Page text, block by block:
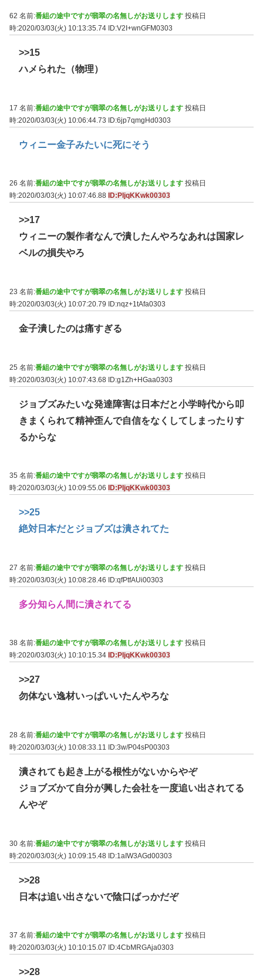
62 名前:番組の途中ですが翡翠の名無しがお送りします 投稿日
時:2020/03/03(火) 10:13:35.74 ID:V2I+wnGFM0303
>>15
ハメられた（物理）
17 名前:番組の途中ですが翡翠の名無しがお送りします 投稿日
時:2020/03/03(火) 10:06:44.73 ID:6jp7qmgHd0303
ウィニー金子みたいに死にそう
26 名前:番組の途中ですが翡翠の名無しがお送りします 投稿日
時:2020/03/03(火) 10:07:46.88 ID:PIjqKKwk00303
>>17
ウィニーの製作者なんで潰したんやろなあれは国家レ
ベルの損失やろ
23 名前:番組の途中ですが翡翠の名無しがお送りします 投稿日
時:2020/03/03(火) 10:07:20.79
ID:nqz+1tAfa0303
金子潰したのは痛すぎる
25 名前:番組の途中ですが翡翠の名無しがお送りします 投稿日
時:2020/03/03(火) 10:07:43.68 ID:g1Zh+HGaa0303
ジョブズみたいな発達障害は日本だと小学時代から叩
きまくられて精神歪んで自信をなくしてしまったりす
るからな
35 名前:番組の途中ですが翡翠の名無しがお送りします 投稿日
時:2020/03/03(火) 10:09:55.06
ID:PIjqKKwk00303
>>25
絶対日本だとジョブズは潰されてた
27 名前:番組の途中ですが翡翠の名無しがお送りします 投稿日
時:2020/03/03(火) 10:08:28.46 ID:qfPtfAUi00303
多分知らん間に潰されてる
38 名前:番組の途中ですが翡翠の名無しがお送りします 投稿日
時:2020/03/03(火) 10:10:15.34 ID:PIjqKKwk00303
>>27
勿体ない逸材いっぱいいたんやろな
28 名前:番組の途中ですが翡翠の名無しがお送りします 投稿日
時:2020/03/03(火) 10:08:33.11
ID:3w/P04sP00303
潰されても起き上がる根性がないからやぞ
ジョブズかて自分が興した会社を一度追い出されてる
んやぞ
30 名前:番組の途中ですが翡翠の名無しがお送りします 投稿日
時:2020/03/03(火) 10:09:15.48 ID:1aIW3AGd00303
>>28
日本は追い出さないで陰口ばっかだぞ
37 名前:番組の途中ですが翡翠の名無しがお送りします 投稿日
時:2020/03/03(火) 10:10:15.07
ID:4CbMRGAja0303
>>28